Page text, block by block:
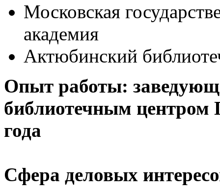
Московская
академия
Актюбинский
Опыт работы:
библиотечным
года
Сфера деловых